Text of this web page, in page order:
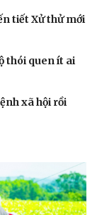
tiết Xử thử mới
thói quen ít ai
xã hội rồi